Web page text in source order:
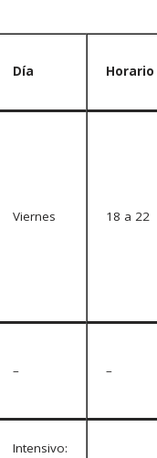
Día Horario
Viernes 18 a 22
– –
Intensivo: